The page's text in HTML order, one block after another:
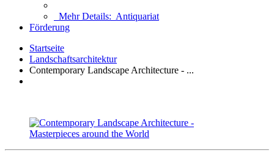
Mehr Details: Antiquariat
Förderung
Startseite
Landschaftsarchitektur
Contemporary Landscape Architecture - ...